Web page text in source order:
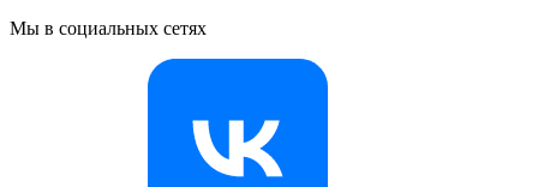
Мы в социальных сетях